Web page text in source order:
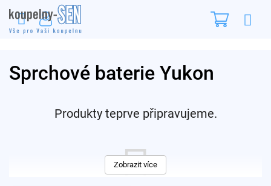
na
obsah
Sprchové baterie Yukon
Produkty teprve připravujeme.
Zobrazit více